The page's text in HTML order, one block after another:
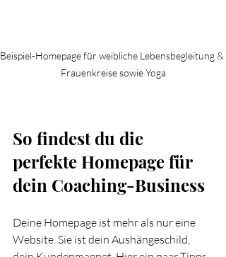
Beispiel-Homepage für weibliche Lebensbegleitung &
Frauenkreise sowie Yoga
So findest du die
perfekte Homepage für
dein Coaching-Business
Deine Homepage ist mehr als nur eine
Website. Sie ist dein Aushängeschild,